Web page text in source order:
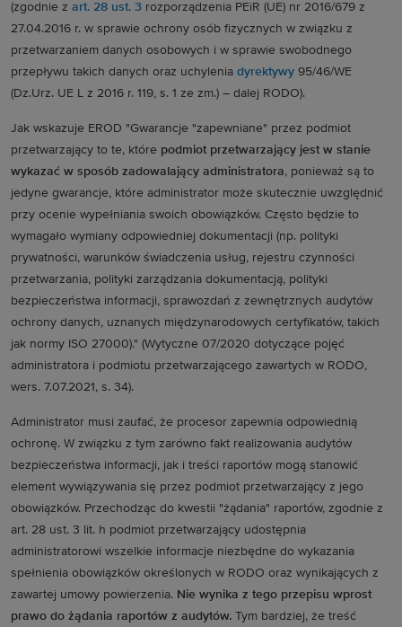
(zgodnie z art. 28 ust. 3 rozporządzenia PEiR (UE) nr 2016/679 z
27.04.2016 r. w sprawie ochrony osób fizycznych w związku z
przetwarzaniem danych osobowych i w sprawie swobodnego
przepływu takich danych oraz uchylenia dyrektywy 95/46/WE
(Dz.Urz. UE L z 2016 r. 119, s. 1 ze zm.) – dalej RODO).
Jak wskazuje EROD "Gwarancje "zapewniane" przez podmiot
przetwarzający to te, które podmiot przetwarzający jest w stanie
wykazać w sposób zadowalający administratora, ponieważ są to
jedyne gwarancje, które administrator może skutecznie uwzględnić
przy ocenie wypełniania swoich obowiązków. Często będzie to
wymagało wymiany odpowiedniej dokumentacji (np. polityki
prywatności, warunków świadczenia usług, rejestru czynności
przetwarzania, polityki zarządzania dokumentacją, polityki
bezpieczeństwa informacji, sprawozdań z zewnętrznych audytów
ochrony danych, uznanych międzynarodowych certyfikatów, takich
jak normy ISO 27000)." (Wytyczne 07/2020 dotyczące pojęć
administratora i podmiotu przetwarzającego zawartych w RODO,
wers. 7.07.2021, s. 34).
Administrator musi zaufać, że procesor zapewnia odpowiednią
ochronę. W związku z tym zarówno fakt realizowania audytów
bezpieczeństwa informacji, jak i treści raportów mogą stanowić
element wywiązywania się przez podmiot przetwarzający z jego
obowiązków. Przechodząc do kwestii "żądania" raportów, zgodnie z
art. 28 ust. 3 lit. h podmiot przetwarzający udostępnia
administratorowi wszelkie informacje niezbędne do wykazania
spełnienia obowiązków określonych w RODO oraz wynikających z
zawartej umowy powierzenia. Nie wynika z tego przepisu wprost
prawo do żądania raportów z audytów. Tym bardziej, że treść